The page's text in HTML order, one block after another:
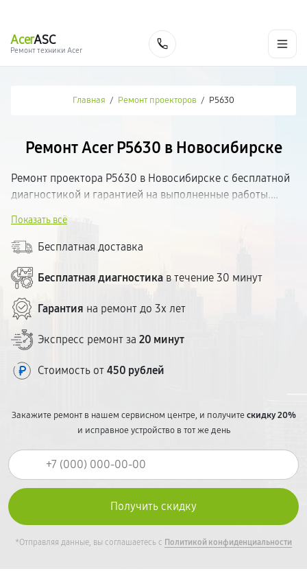
AcerASC
Ремонт техники Acer
Главная / Ремонт проекторов / P5630
Ремонт Acer P5630 в Новосибирске
Ремонт проектора P5630 в Новосибирске с бесплатной
диагностикой и гарантией на выполненные работы.
приступим к ремонту. Используем качественные
комплектующие и современное оборудование.
Прозрачные цены.
Показать всё
Бесплатная доставка
Бесплатная диагностика в течение 30 минут
Гарантия на ремонт до 3х лет
Экспресс ремонт за 20 минут
Стоимость от 450 рублей
Закажите ремонт в нашем сервисном центре, и получитескидку 20%
и исправное устройство в тот же день
*Отправляя данные, вы соглашаетесь с Политикой конфиденциальности